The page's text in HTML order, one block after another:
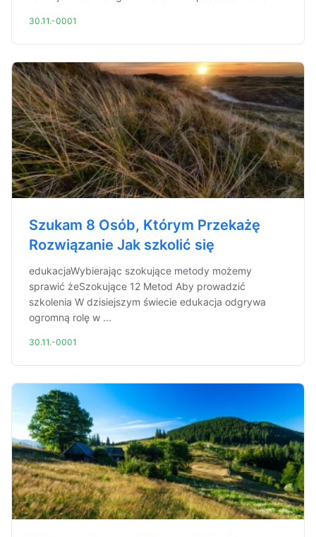
30.11.-0001
Szukam 8 Osób, Którym Przekażę
Rozwiązanie Jak szkolić się
edukacjaWybierając szokujące metody możemy
sprawić żeSzokujące 12 Metod Aby prowadzić
szkolenia W dzisiejszym świecie edukacja odgrywa
ogromną rolę w ...
30.11.-0001